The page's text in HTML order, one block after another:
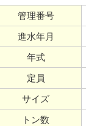
管理番号
進水年月
年式
定員
サイズ
トン数